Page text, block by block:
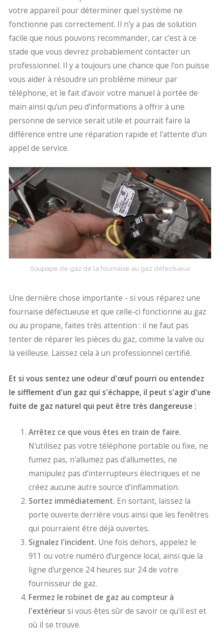
votre appareil pour déterminer quel système ne
fonctionne pas correctement. Il n'y a pas de solution
facile que nous pouvons recommander, car c'est à ce
stade que vous devrez probablement contacter un
professionnel. Il y a toujours une chance que l'on puisse
vous aider à résoudre un problème mineur par
téléphone, et le fait d'avoir votre manuel à portée de
main ainsi qu'un peu d'informations à offrir à une
personne de service serait utile et pourrait faire la
différence entre une réparation rapide et l'attente d'un
appel de service.
Soupape de gaz de la fournaise au gaz défectueux
Une dernière chose importante - si vous réparez une
fournaise défectueuse et que celle-ci fonctionne au gaz
ou au propane, faites très attention : il ne faut pas
tenter de réparer les pièces du gaz, comme la valve ou
la veilleuse. Laissez cela à un professionnel certifié.
Et si vous sentez une odeur d'œuf pourri ou entendez
le sifflement d'un gaz qui s'échappe, il peut s'agir d'une
fuite de gaz naturel qui peut être très dangereuse :
Arrêtez ce que vous êtes en train de faire.
N'utilisez pas votre téléphone portable ou fixe, ne
fumez pas, n'allumez pas d'allumettes, ne
manipulez pas d'interrupteurs électriques et ne
créez aucune autre source d'inflammation.
Sortez immédiatement. En sortant, laissez la
porte ouverte derrière vous ainsi que les fenêtres
qui pourraient être déjà ouvertes.
Signalez l'incident. Une fois dehors, appelez le
911 ou votre numéro d'urgence local, ainsi que la
ligne d'urgence 24 heures sur 24 de votre
fournisseur de gaz.
Fermez le robinet de gaz au compteur à
l'extérieursi vous êtes sûr de savoir ce qu'il est et
où il se trouve.